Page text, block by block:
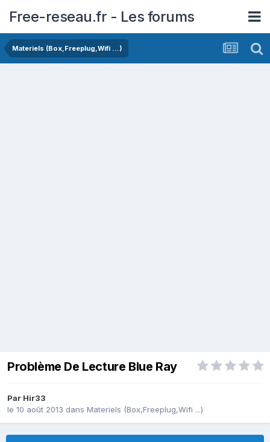
Free-reseau.fr - Les forums
Materiels (Box,Freeplug,Wifi ...)
Problème De Lecture Blue Ray
Par Hir33
le 10 août 2013 dans Materiels (Box,Freeplug,Wifi ...)